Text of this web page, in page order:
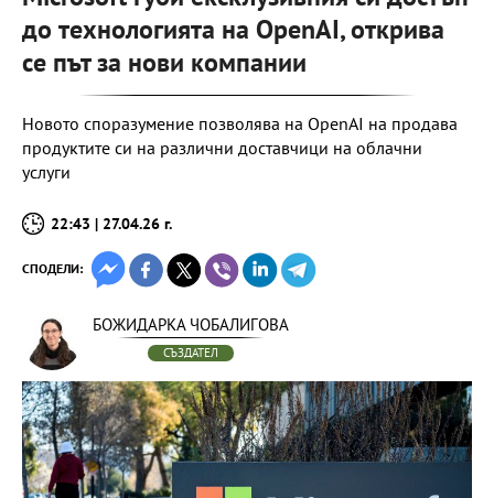
до технологията на OpenAI, открива
се път за нови компании
Новото споразумение позволява на OpenAI на продава
продуктите си на различни доставчици на облачни
услуги
22:43 | 27.04.26 г.
СПОДЕЛИ:
БОЖИДАРКА ЧОБАЛИГОВА
СЪЗДАТЕЛ